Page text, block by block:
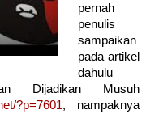
pernah
penulis
sampaikan
pada artikel
dahulu
Dijadikan Musuh
?p=7601, nampaknya